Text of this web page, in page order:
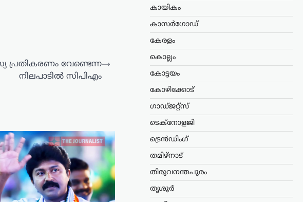
പ്രതികരണം വേണ്ടെന്ന
നിലപാടിൽ സിപിഎം
⟶
കായികം
കാസർഗോഡ്
കേരളം
കൊല്ലം
കോട്ടയം
കോഴിക്കോട്
ഗാഡ്ജറ്റ്സ്
ടെക്നോളജി
ട്രെൻഡിംഗ്
തമിഴ്നാട്
തിരുവനന്തപുരം
തൃശൂർ